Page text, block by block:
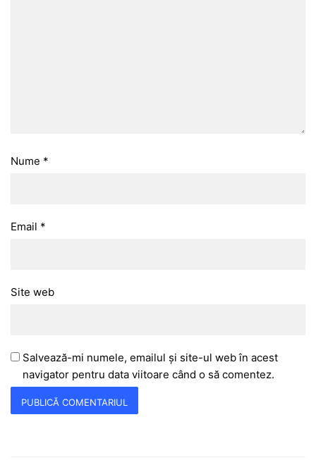
Nume *
Email *
Site web
Salvează-mi numele, emailul și site-ul web în acest
navigator pentru data viitoare când o să comentez.